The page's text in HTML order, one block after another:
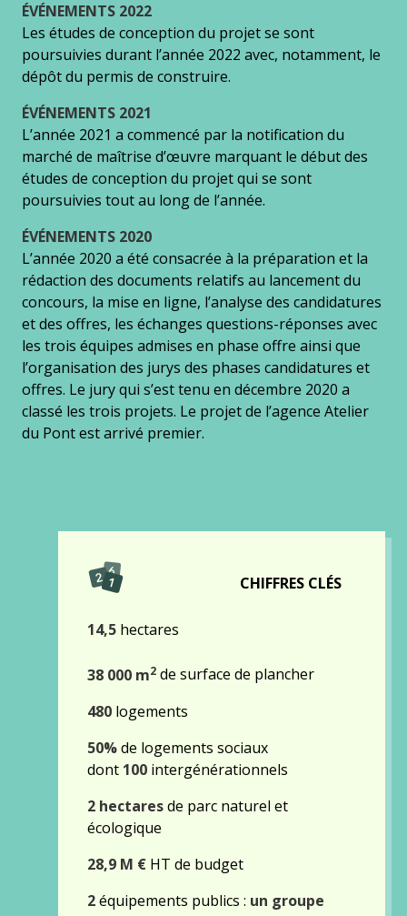
ÉVÉNEMENTS 2022
Les études de conception du projet se sont
poursuivies durant l’année 2022 avec, notamment, le
dépôt du permis de construire.
ÉVÉNEMENTS 2021
L’année 2021 a commencé par la notification du
marché de maîtrise d’œuvre marquant le début des
études de conception du projet qui se sont
poursuivies tout au long de l’année.
ÉVÉNEMENTS 2020
L’année 2020 a été consacrée à la préparation et la
rédaction des documents relatifs au lancement du
concours, la mise en ligne, l’analyse des candidatures
et des offres, les échanges questions-réponses avec
les trois équipes admises en phase offre ainsi que
l’organisation des jurys des phases candidatures et
offres. Le jury qui s’est tenu en décembre 2020 a
classé les trois projets. Le projet de l’agence Atelier
du Pont est arrivé premier.
CHIFFRES CLÉS
14,5 hectares
38 000 m2 de surface de plancher
480 logements
50%de logements sociaux
dont 100 intergénérationnels
2 hectaresde parc naturel et
écologique
28,9 M € HT de budget
2équipements publics : un groupe